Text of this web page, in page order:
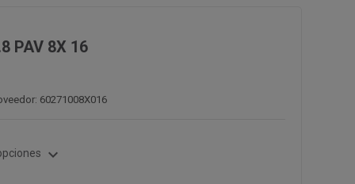
PAV 8X 16
60271008X016
expand_more